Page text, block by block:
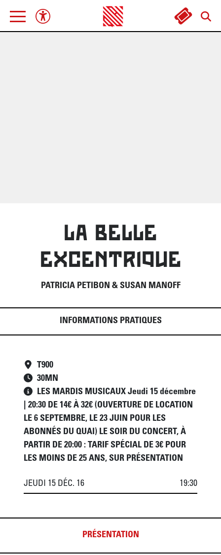
LA BELLE
EXCENTRIQUE
PATRICIA PETIBON & SUSAN MANOFF
INFORMATIONS PRATIQUES
T900
30MN
LES MARDIS MUSICAUX Jeudi 15 décembre
| 20:30 DE 14€ À 32€ (OUVERTURE DE LOCATION
LE 6 SEPTEMBRE, LE 23 JUIN POUR LES
ABONNÉS DU QUAI) LE SOIR DU CONCERT, À
PARTIR DE 20:00 : TARIF SPÉCIAL DE 3€ POUR
LES MOINS DE 25 ANS, SUR PRÉSENTATION
JEUDI 15 DÉC. 16 19:30
PRÉSENTATION